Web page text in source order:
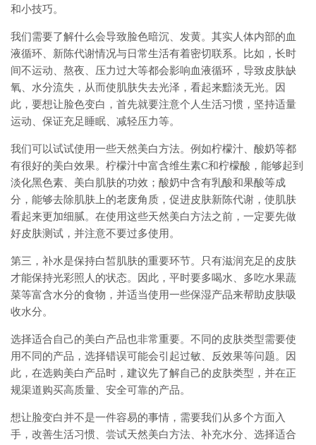
和小技巧。
我们需要了解什么会导致脸色暗沉、发黄。其实人体内部的血
液循环、新陈代谢情况与日常生活有着密切联系。比如，长时
间不运动、熬夜、压力过大等都会影响血液循环，导致皮肤缺
氧、水分流失，从而使肌肤失去光泽，看起来黯淡无光。因
此，要想让脸色变白，首先就要注意个人生活习惯，坚持适量
运动、保证充足睡眠、减轻压力等。
我们可以试试使用一些天然美白方法。例如柠檬汁、酸奶等都
有很好的美白效果。柠檬汁中富含维生素C和柠檬酸，能够起到
淡化黑色素、美白肌肤的功效；酸奶中含有乳酸和果酸等成
分，能够去除肌肤上的老废角质，促进皮肤新陈代谢，使肌肤
看起来更加细腻。在使用这些天然美白方法之前，一定要先做
好皮肤测试，并注意不要过多使用。
第三，补水是保持白皙肌肤的重要环节。只有滋润充足的皮肤
才能保持光彩照人的状态。因此，平时要多喝水、多吃水果蔬
菜等富含水分的食物，并适当使用一些保湿产品来帮助皮肤吸
收水分。
选择适合自己的美白产品也非常重要。不同的皮肤类型需要使
用不同的产品，选择错误可能会引起过敏、反效果等问题。因
此，在选购美白产品时，建议先了解自己的皮肤类型，并在正
规渠道购买高质量、安全可靠的产品。
想让脸变白并不是一件容易的事情，需要我们从多个方面入
手，改善生活习惯、尝试天然美白方法、补充水分、选择适合